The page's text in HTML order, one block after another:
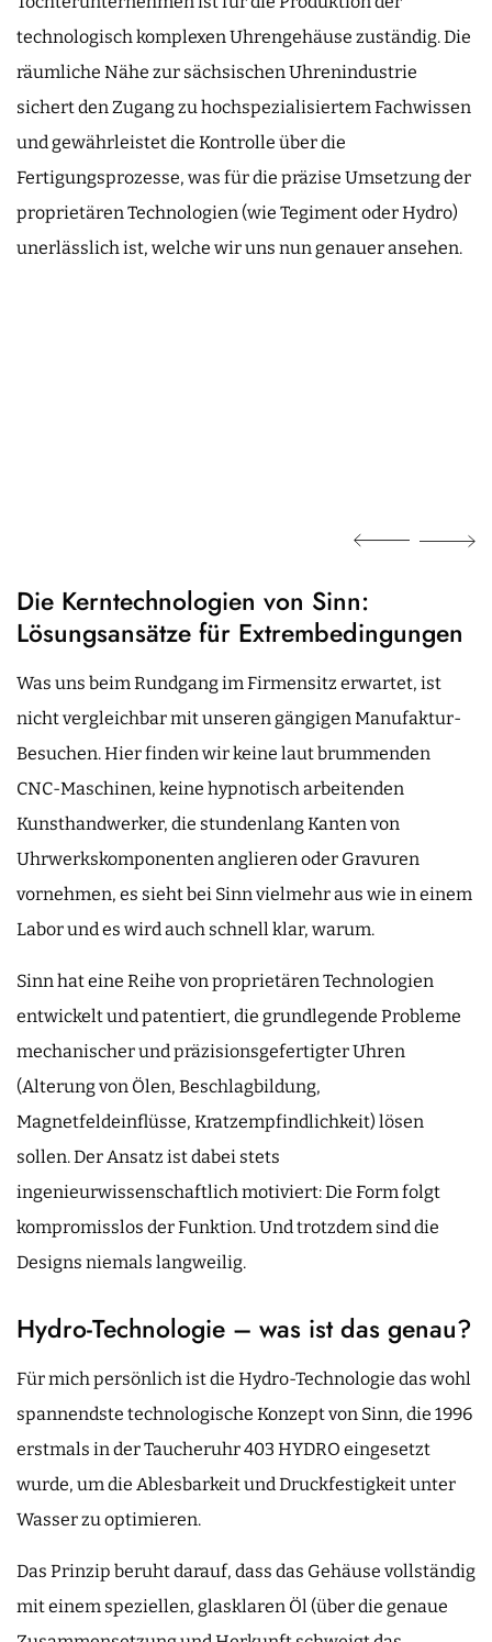
technologisch komplexen Uhrengehäuse zuständig. Die
räumliche Nähe zur sächsischen Uhrenindustrie
sichert den Zugang zu hochspezialisiertem Fachwissen
und gewährleistet die Kontrolle über die
Fertigungsprozesse, was für die präzise Umsetzung der
proprietären Technologien (wie Tegiment oder Hydro)
unerlässlich ist, welche wir uns nun genauer ansehen.
Die Kerntechnologien von Sinn:
Lösungsansätze für Extrembedingungen
Was uns beim Rundgang im Firmensitz erwartet, ist
nicht vergleichbar mit unseren gängigen Manufaktur-
Besuchen. Hier finden wir keine laut brummenden
CNC-Maschinen, keine hypnotisch arbeitenden
Kunsthandwerker, die stundenlang Kanten von
Uhrwerkskomponenten anglieren oder Gravuren
vornehmen, es sieht bei Sinn vielmehr aus wie in einem
Labor und es wird auch schnell klar, warum.
Sinn hat eine Reihe von proprietären Technologien
entwickelt und patentiert, die grundlegende Probleme
mechanischer und präzisionsgefertigter Uhren
(Alterung von Ölen, Beschlagbildung,
Magnetfeldeinflüsse, Kratzempfindlichkeit) lösen
sollen. Der Ansatz ist dabei stets
ingenieurwissenschaftlich motiviert: Die Form folgt
kompromisslos der Funktion. Und trotzdem sind die
Designs niemals langweilig.
Hydro-Technologie – was ist das genau?
Für mich persönlich ist die Hydro-Technologie das wohl
spannendste technologische Konzept von Sinn, die 1996
erstmals in der Taucheruhr 403 HYDRO eingesetzt
wurde, um die Ablesbarkeit und Druckfestigkeit unter
Wasser zu optimieren.
Das Prinzip beruht darauf, dass das Gehäuse vollständig
mit einem speziellen, glasklaren Öl (über die genaue